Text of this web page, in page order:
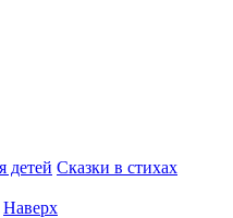
детей Сказки в стихах
Наверх